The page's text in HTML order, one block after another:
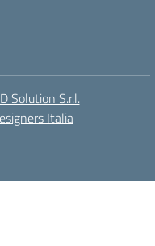
Solution S.r.l.
Italia